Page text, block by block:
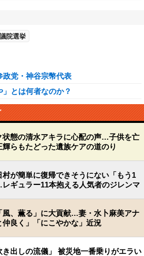
院選挙
政党・神谷宗幣代表
」とは何者なのか？
状態の清水アキラに心配の声…子供を亡
輝らもたどった遺族ケアの道のり
村が簡単に復帰できそうにない「もう1
ギュラー11本抱える人気者のジレンマ
風、薫る」に大貢献…妻・水卜麻美アナ
仲良く」「にこやかな」近況
き出しの流儀」 被災地一番乗りがエラい